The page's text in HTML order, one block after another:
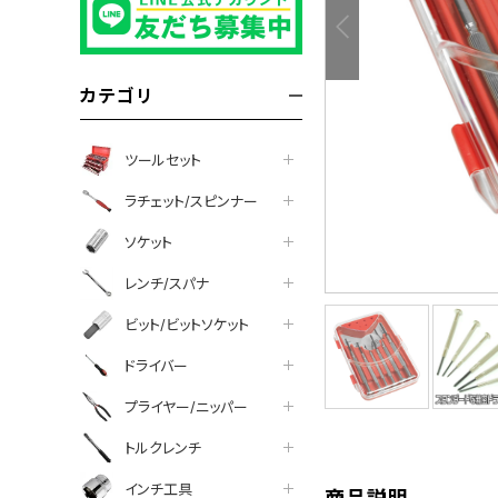
カテゴリ
ツールセット
ラチェット/スピンナー
ソケット
レンチ/スパナ
ビット/ビットソケット
ドライバー
プライヤー/ニッパー
トルクレンチ
インチ工具
facebook
line